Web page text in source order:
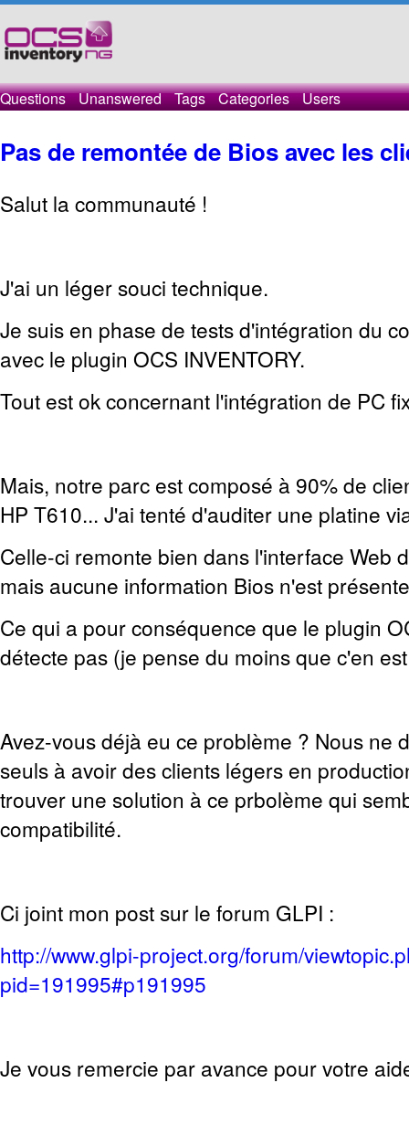
Questions Unanswered Tags Categories Users
Pas de remontée de Bios avec les
Salut la communauté !
J'ai un léger souci technique.
Je suis en phase de tests d'intégration du
avec le plugin OCS INVENTORY.
Tout est ok concernant l'intégration de PC
Mais, notre parc est composé à 90% de
HP T610... J'ai tenté d'auditer une platine
Celle-ci remonte bien dans l'interface Web
mais aucune information Bios n'est
Ce qui a pour conséquence que le plugin
détecte pas (je pense du moins que c'en
Avez-vous déjà eu ce problème ? Nous ne
seuls à avoir des clients légers en
trouver une solution à ce prbolème qui
compatibilité.
Ci joint mon post sur le forum GLPI :
http://www.glpi-project.org/forum/
pid=191995#p191995
Je vous remercie par avance pour votre